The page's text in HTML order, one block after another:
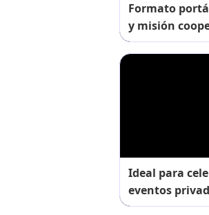
Formato
y misión
Ideal para
eventos